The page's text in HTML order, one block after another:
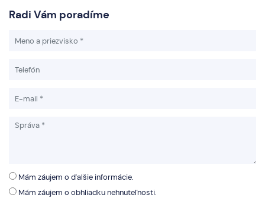
Radi Vám poradíme
Mám záujem o ďalšie informácie.
Mám záujem o obhliadku nehnuteľnosti.